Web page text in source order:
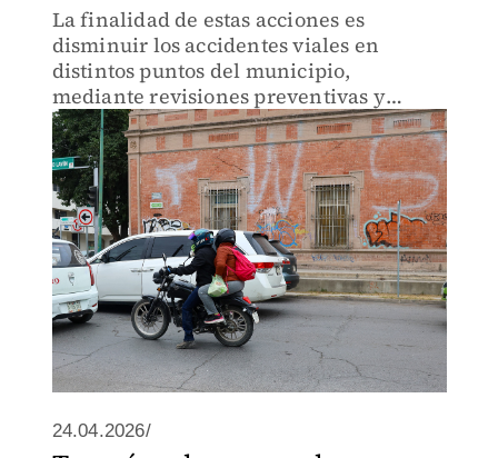
La finalidad de estas acciones es
disminuir los accidentes viales en
distintos puntos del municipio,
mediante revisiones preventivas y
operativos específicos.
24.04.2026/